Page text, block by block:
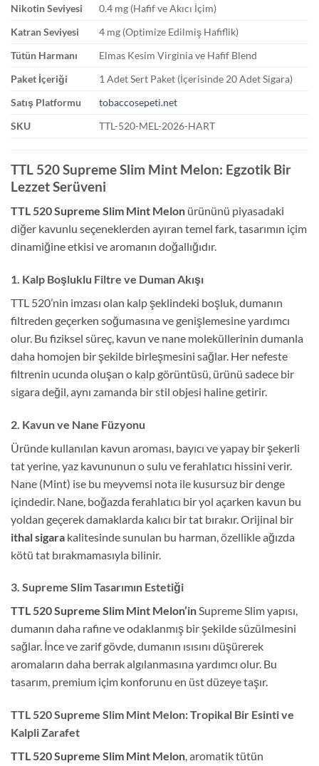
Nikotin Seviyesi
0.4 mg (Hafif ve Akıcı İçim)
Katran Seviyesi
4 mg (Optimize Edilmiş Hafiflik)
Tütün Harmanı
Elmas Kesim Virginia ve Hafif Blend
Paket İçeriği
1 Adet Sert Paket (İçerisinde 20 Adet Sigara)
Satış Platformu
tobaccosepeti.net
SKU
TTL-520-MEL-2026-HART
TTL 520 Supreme Slim Mint Melon: Egzotik Bir
Lezzet Serüveni
TTL 520 Supreme Slim Mint Melon ürününü piyasadaki
diğer kavunlu seçeneklerden ayıran temel fark, tasarımın içim
dinamiğine etkisi ve aromanın doğallığıdır.
1. Kalp Boşluklu Filtre ve Duman Akışı
TTL 520’nin imzası olan kalp şeklindeki boşluk, dumanın
filtreden geçerken soğumasına ve genişlemesine yardımcı
olur. Bu fiziksel süreç, kavun ve nane moleküllerinin dumanla
daha homojen bir şekilde birleşmesini sağlar. Her nefeste
filtrenin ucunda oluşan o kalp görüntüsü, ürünü sadece bir
sigara değil, aynı zamanda bir stil objesi haline getirir.
2. Kavun ve Nane Füzyonu
Üründe kullanılan kavun aroması, bayıcı ve yapay bir şekerli
tat yerine, yaz kavununun o sulu ve ferahlatıcı hissini verir.
Nane (Mint) ise bu meyvemsi nota ile kusursuz bir denge
içindedir. Nane, boğazda ferahlatıcı bir yol açarken kavun bu
yoldan geçerek damaklarda kalıcı bir tat bırakır. Orijinal bir
ithal sigara kalitesinde sunulan bu harman, özellikle ağızda
kötü tat bırakmamasıyla bilinir.
3. Supreme Slim Tasarımın Estetiği
TTL 520 Supreme Slim Mint Melon’inSupreme Slim yapısı,
dumanın daha rafine ve odaklanmış bir şekilde süzülmesini
sağlar. İnce ve zarif gövde, dumanın ısısını düşürerek
aromaların daha berrak algılanmasına yardımcı olur. Bu
tasarım, premium içim konforunu en üst düzeye taşır.
TTL 520 Supreme Slim Mint Melon: Tropikal Bir Esinti ve
Kalpli Zarafet
TTL 520 Supreme Slim Mint Melon, aromatik tütün